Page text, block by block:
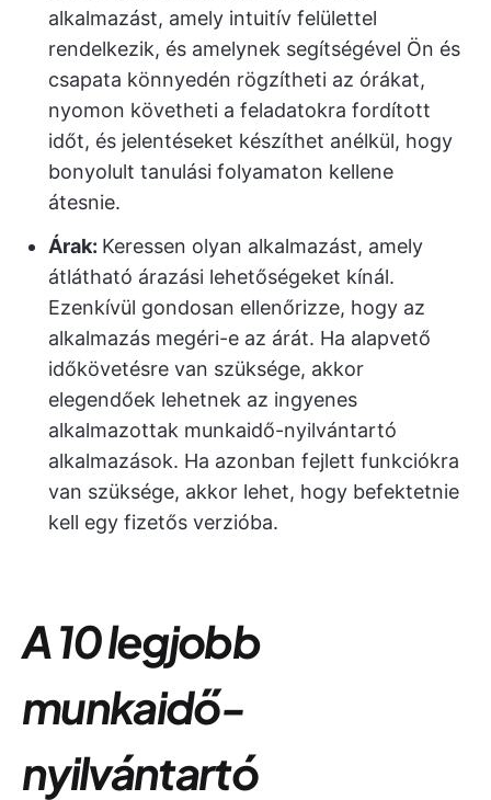
alkalmazást, amely intuitív felülettel
rendelkezik, és amelynek segítségével Ön és
csapata könnyedén rögzítheti az órákat,
nyomon követheti a feladatokra fordított
időt, és jelentéseket készíthet anélkül, hogy
bonyolult tanulási folyamaton kellene
átesnie.
Árak: Keressen olyan alkalmazást, amely
átlátható árazási lehetőségeket kínál.
Ezenkívül gondosan ellenőrizze, hogy az
alkalmazás megéri-e az árát. Ha alapvető
időkövetésre van szüksége, akkor
elegendőek lehetnek az ingyenes
alkalmazottak munkaidő-nyilvántartó
alkalmazások. Ha azonban fejlett funkciókra
van szüksége, akkor lehet, hogy befektetnie
kell egy fizetős verzióba.
A 10 legjobb
munkaidő-
nyilvántartó